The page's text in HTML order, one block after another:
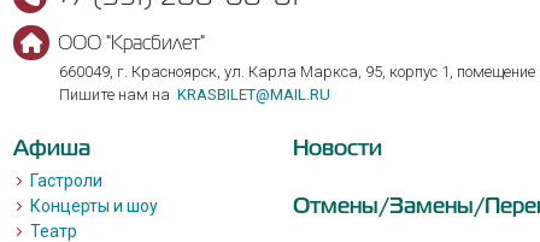
ООО "Красбилет"
660049, г. Красноярск, ул. Карла Маркса, 95, корпус 1, помещение
Пишите нам на KRASBILET@MAIL.RU
Афиша
Гастроли
Концерты и шоу
Театр
Новости
Отмены/Замены/